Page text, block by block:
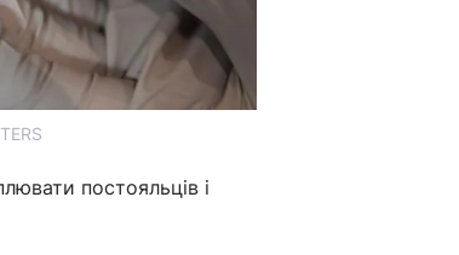
постояльців і